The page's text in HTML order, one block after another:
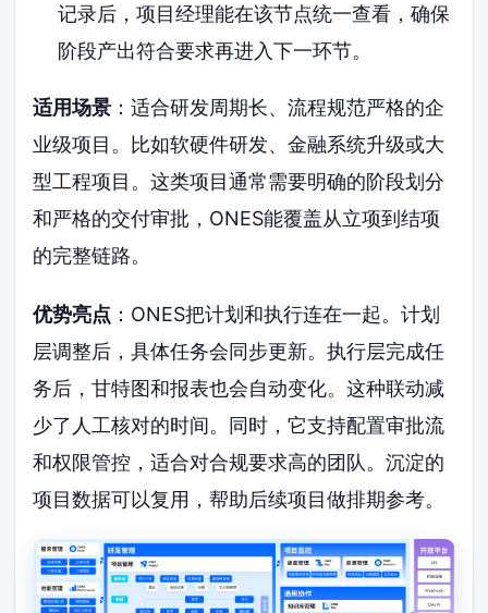
记录后，项目经理能在该节点统一查看，确保
阶段产出符合要求再进入下一环节。
适用场景 ：适合研发周期长、流程规范严格的企
业级项目。比如软硬件研发、金融系统升级或大
型工程项目。这类项目通常需要明确的阶段划分
和严格的交付审批，ONES能覆盖从立项到结项
的完整链路。
优势亮点 ：ONES把计划和执行连在一起。计划
层调整后，具体任务会同步更新。执行层完成任
务后，甘特图和报表也会自动变化。这种联动减
少了人工核对的时间。同时，它支持配置审批流
和权限管控，适合对合规要求高的团队。沉淀的
项目数据可以复用，帮助后续项目做排期参考。